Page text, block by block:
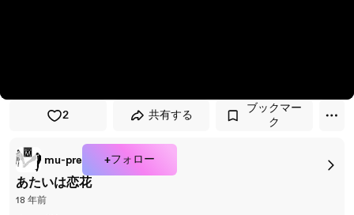
2 共有する
ブックマー
ク
mu-pre +フォロー
あたいは恋花
18 年前